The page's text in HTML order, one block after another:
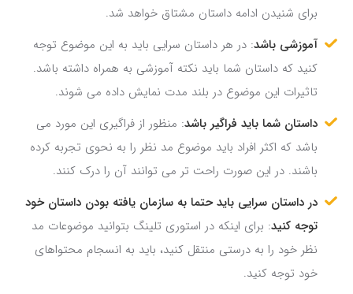
برای شنیدن ادامه داستان مشتاق خواهد شد.
آموزشی باشد: در هر داستان سرایی باید به این موضوع توجه
کنید که داستان شما باید نکته آموزشی به همراه داشته باشد.
تاثیرات این موضوع در بلند مدت نمایش داده می شوند.
داستان شما باید فراگیر باشد: منظور از فراگیری این مورد می
باشد که اکثر افراد باید موضوع مد نظر را به نحوی تجربه کرده
باشند. در این صورت راحت تر می توانند آن را درک کنند.
در داستان سرایی باید حتما به سازمان یافته بودن داستان خود
توجه کنید: برای اینکه در استوری تلینگ بتوانید موضوعات مد
نظر خود را به درستی منتقل کنید، باید به انسجام محتواهای
خود توجه کنید.